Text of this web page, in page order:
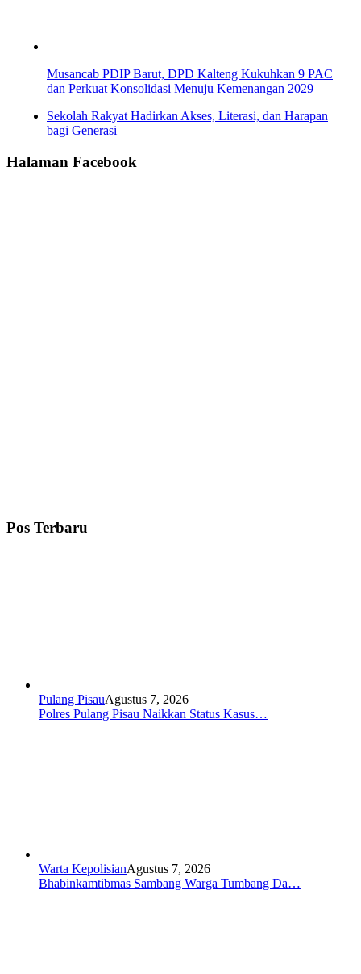
Musancab PDIP Barut, DPD Kalteng Kukuhkan 9 PAC
dan Perkuat Konsolidasi Menuju Kemenangan 2029
Sekolah Rakyat Hadirkan Akses, Literasi, dan Harapan
bagi Generasi
Halaman Facebook
Pos Terbaru
Pulang PisauAgustus 7, 2026
Polres Pulang Pisau Naikkan Status Kasus…
Warta KepolisianAgustus 7, 2026
Bhabinkamtibmas Sambang Warga Tumbang Da…